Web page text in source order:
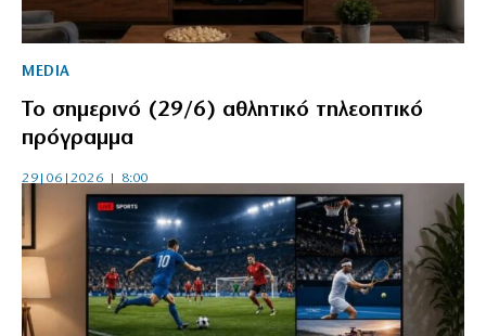
MEDIA
Το σημερινό (29/6) αθλητικό τηλεοπτικό
πρόγραμμα
29|06|2026 | 8:00